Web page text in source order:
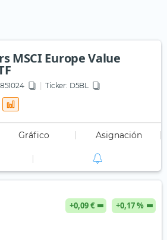
MSCI Europe Value
Ticker: D5BL
Gráfico Asignación
+0,09 €
+0,17 %